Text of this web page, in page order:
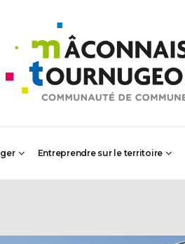
Entreprendre sur le territoire